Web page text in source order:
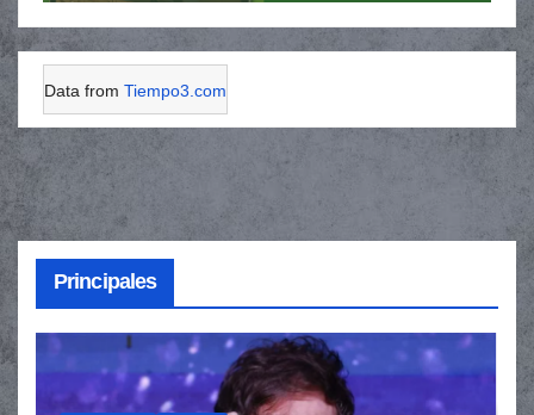
Data from Tiempo3.com
Principales